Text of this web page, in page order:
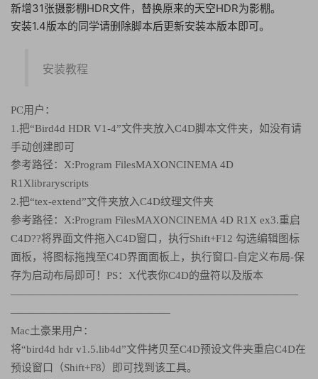
新增31张摄影棚HDR文件，替换原来的天空HDR为影棚。
安装1.4版本的同学请删除脚本后更新安装本版本即可。
安装教程
PC用户：
1.把“Bird4d HDR V1-4”文件夹放入C4D脚本文件夹，如没有请
手动创建即可
参考路径：X:Program FilesMAXONCINEMA 4D
R1Xlibraryscripts
2.把“tex-extend”文件夹放入C4D纹理文件夹
参考路径：X:Program FilesMAXONCINEMA 4D R1X ex3.重启
C4D??将界面文件拖入C4D窗口，执行Shift+F12 勾选编辑图标
面板，将图标拖拽至C4D界面面板上，执行窗口-自定义布局-保
存为启动布局即可！PS：X代表你C4D的盘符以及版本
———————————————————————————
———————————————
Mac土豪果用户：
将“bird4d hdr v1.5.lib4d”文件拷贝至C4D预设文件夹重启C4D在
预设窗口（Shift+F8）即可找到该工具。